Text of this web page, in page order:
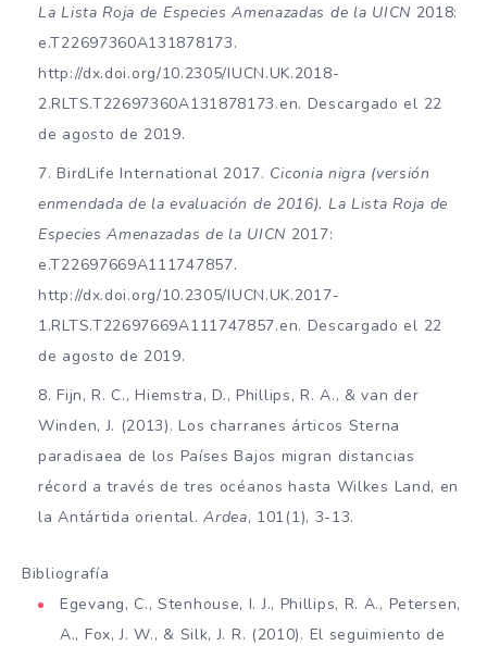
La Lista Roja de Especies Amenazadas de la UICN 2018:
e.T22697360A131878173.
http://dx.doi.org/10.2305/IUCN.UK.2018-
2.RLTS.T22697360A131878173.en. Descargado el 22
de agosto de 2019.
BirdLife International 2017. Ciconia nigra (versión
enmendada de la evaluación de 2016). La Lista Roja de
Especies Amenazadas de la UICN 2017:
e.T22697669A111747857.
http://dx.doi.org/10.2305/IUCN.UK.2017-
1.RLTS.T22697669A111747857.en. Descargado el 22
de agosto de 2019.
Fijn, R. C., Hiemstra, D., Phillips, R. A., & van der
Winden, J. (2013). Los charranes árticos Sterna
paradisaea de los Países Bajos migran distancias
récord a través de tres océanos hasta Wilkes Land, en
la Antártida oriental.Ardea, 101(1), 3-13.
Bibliografía
Egevang, C., Stenhouse, I. J., Phillips, R. A., Petersen,
A., Fox, J. W., & Silk, J. R. (2010). El seguimiento de